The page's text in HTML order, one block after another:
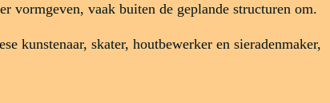
vormgeven, vaak buiten de geplande structuren om.
kunstenaar, skater, houtbewerker en sieradenmaker,